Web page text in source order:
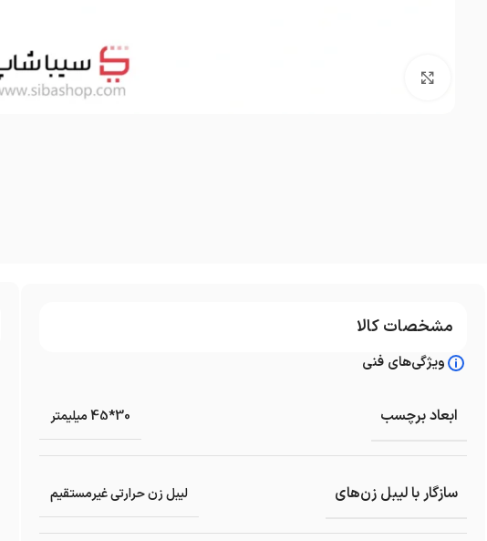
مشخصات کالا
ویژگی‌های فنی
ابعاد برچسب 30*45 میلیمتر
سازگار با لیبل زن‌های لیبل زن حرارتی غیرمستقیم